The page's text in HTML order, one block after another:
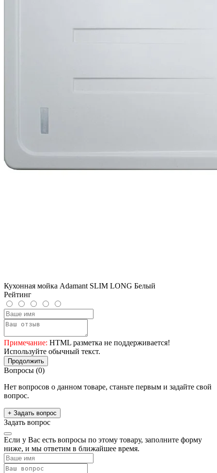
Кухонная мойка Adamant SLIM LONG Белый
Рейтинг
Примечание: HTML разметка не поддерживается!
Используйте обычный текст.
Продолжить
Вопросы (0)
Нет вопросов о данном товаре, станьте первым и задайте свой
вопрос.
+ Задать вопрос
Задать вопрос
Если у Вас есть вопросы по этому товару, заполните форму
ниже, и мы ответим в ближайшее время.